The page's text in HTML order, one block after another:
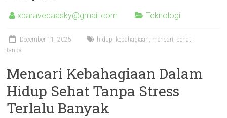
xbaravecaasky@gmail.com Teknologi
December 11, 2025 hidup, kebahagiaan, mencari, sehat,
tanpa
Mencari Kebahagiaan Dalam
Hidup Sehat Tanpa Stress
Terlalu Banyak